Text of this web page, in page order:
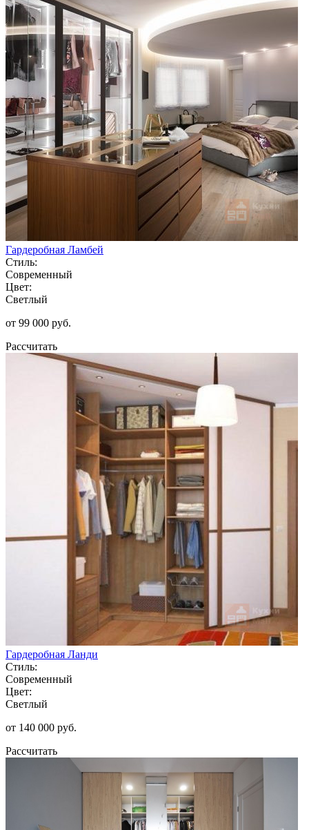
Гардеробная Ламбей
Стиль:
Современный
Цвет:
Светлый
от 99 000 руб.
Рассчитать
Гардеробная Ланди
Стиль:
Современный
Цвет:
Светлый
от 140 000 руб.
Рассчитать